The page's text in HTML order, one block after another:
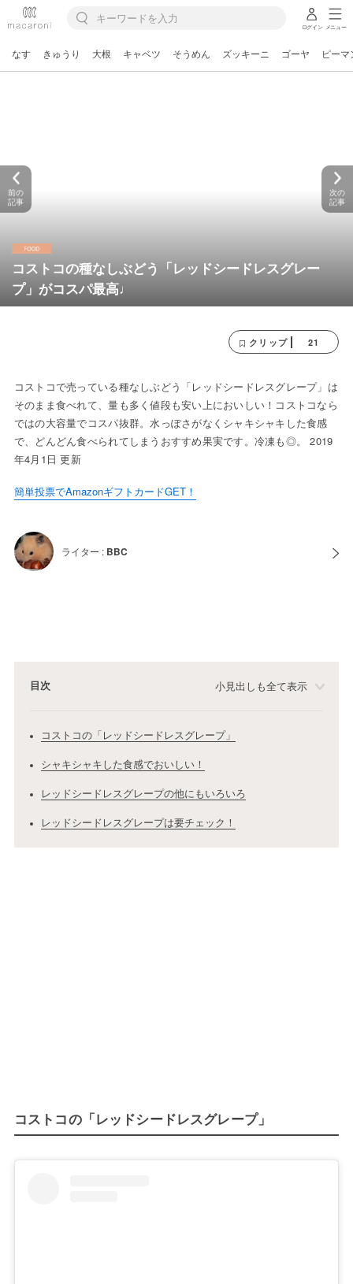
ログイン メニュー
なす きゅうり 大根 キャベツ そうめん ズッキーニ ゴーヤ ピーマ
コストコの種なしぶどう「レッドシードレスグレー
プ」がコスパ最高♩
前の
記事
次の
記事
クリップ 21
コストコで売っている種なしぶどう「レッドシードレスグレープ」は
そのまま食べれて、量も多く値段も安い上においしい！コストコなら
ではの大容量でコスパ抜群。水っぽさがなくシャキシャキした食感
で、どんどん食べられてしまうおすすめ果実です。冷凍も◎。 2019
年4月1日 更新
簡単投票でAmazonギフトカードGET！
ライター : BBC
目次 小見出しも全て表示
コストコの「レッドシードレスグレープ」
シャキシャキした食感でおいしい！
レッドシードレスグレープの他にもいろいろ
レッドシードレスグレープは要チェック！
コストコの「レッドシードレスグレープ」